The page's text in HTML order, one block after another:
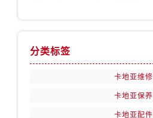
分类标签
卡地亚维修
卡地亚保养
卡地亚配件